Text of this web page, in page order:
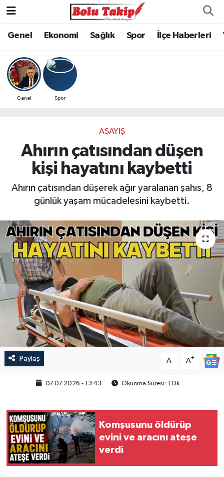
Genel Ekonomi Sağlık Spor İlçe Haberleri
Genel Spor
ASAYIŞ
Ahırın çatısından düşen
kişi hayatını kaybetti
Ahırın çatısından düşerek ağır yaralanan şahıs, 8
günlük yaşam mücadelesini kaybetti.
Paylaş A- A+
07.07.2026 - 13:43 Okunma Süresi: 1 Dk
Komşusunu öldürüp
evini ve aracını ateşe
verdi